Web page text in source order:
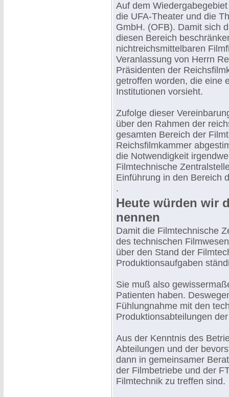
Auf dem
die UFA-Theater und die
GmbH. (OFB). Damit sich
diesen Bereich
nichtreichsmittelbaren
Veranlassung von Herrn
Präsidenten der
getroffen worden, die eine
Institutionen vorsieht.
Zufolge dieser
über den Rahmen der
gesamten Bereich der
Reichsfilmkammer
die Notwendigkeit
Filmtechnische
Einführung in den Bereich
.
Heute würden wir
nennen
Damit die Filmtechnische
des technischen
über den Stand der
Produktionsaufgaben
Sie muß also
Patienten haben.
Fühlungnahme mit den
Produktionsabteilungen
Aus der Kenntnis des
Abteilungen und der
dann in gemeinsamer
der Filmbetriebe und der
Filmtechnik zu treffen sind.